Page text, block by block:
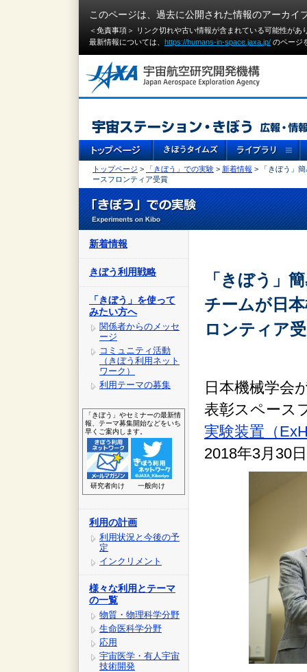
このページは、過去に公開された情報のアーカイ
＜免責事項＞ リンク切れや古い情報が含まれている可能性が
最新情報については、 https://humans-in-space.jaxa.jp/ のページ
トップページ > 「きぼう」での実験 > 新着情報 > 「きぼう」
ースフロンティア受賞
新着情報
きぼう利用戦略
「きぼう」を使って
みたい方へ
関係者からのメッセ
ージ
コミュニティ活動
（きぼう利用ネット
ワーク）
利用テーマの募集
「きぼう」やセミナーの最新情
報、テーマ募集開始などをいち
早くご案内します。
研究者向け 一般向け
利用の計画
利用状況と今後の予
定
インクリメント
様々な利用とテーマ
の一覧
物質・物理科学分野
生命医科学分野
応用
宇宙医学・有人宇宙
技術開発
「きぼう」
チームが日
ロンティア
日本機械学会
表彰スペース
実験装置（
2018年3月30